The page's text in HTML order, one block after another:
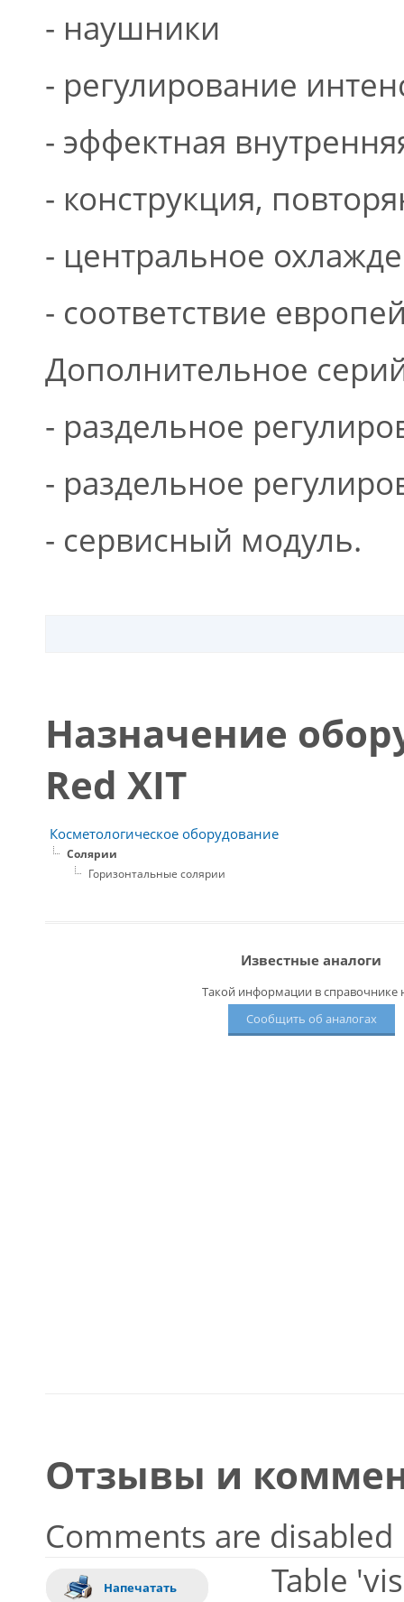
- наушники
- регулирование
- эффектная
- конструкция,
- центральное
- соответствие
Дополнительное
- раздельное
- раздельное
- сервисный модуль.
Назначение
Red XIT
Косметологическое оборудование
Солярии
Горизонтальные солярии
Известные аналоги
Такой информации в справочнике
Сообщить об аналогах
Отзывы и
Comments are disabled
Напечатать
Table